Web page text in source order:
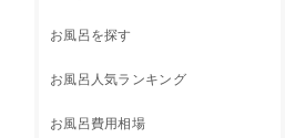
お風呂を探す
お風呂人気ランキング
お風呂費用相場